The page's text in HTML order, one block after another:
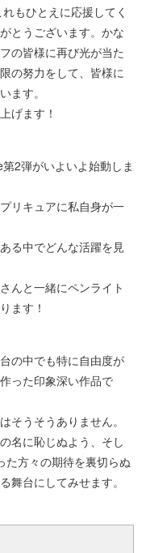
もひとえに応援してく
とうございます。かな
の皆様に再び光が当た
の努力をして、皆様に
ます。
げます！
2弾がいよいよ始動しま
リキュアに私自身が一
る中でどんな活躍を見
んと一緒にペンライト
ます！
の中でも特に自由度が
った印象深い作品で
うそうありません。
名に恥じぬよう、そし
た方々の期待を裏切らぬ
舞台にしてみせます。